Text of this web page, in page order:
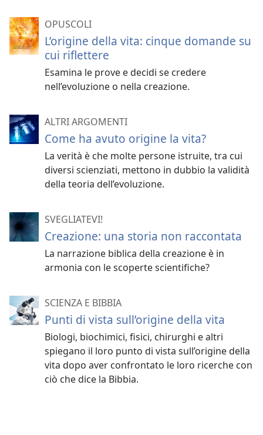
OPUSCOLI
L’origine della vita: cinque domande su
cui riflettere
Esamina le prove e decidi se credere
nell’evoluzione o nella creazione.
ALTRI ARGOMENTI
Come ha avuto origine la vita?
La verità è che molte persone istruite, tra cui
diversi scienziati, mettono in dubbio la validità
della teoria dell’evoluzione.
SVEGLIATEVI!
Creazione: una storia non raccontata
La narrazione biblica della creazione è in
armonia con le scoperte scientifiche?
SCIENZA E BIBBIA
Punti di vista sull’origine della vita
Biologi, biochimici, fisici, chirurghi e altri
spiegano il loro punto di vista sull’origine della
vita dopo aver confrontato le loro ricerche con
ciò che dice la Bibbia.